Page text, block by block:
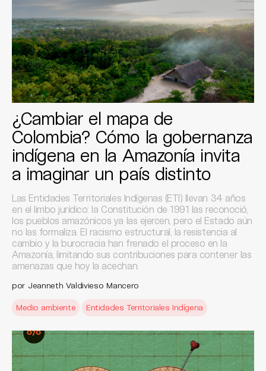
¿Cambiar el mapa de
Colombia? Cómo la gobernanza
indígena en la Amazonía invita
a imaginar un país distinto
Las Entidades Territoriales Indígenas (ETI) llevan 34 años
en el limbo jurídico: la Constitución de 1991 las reconoció,
los pueblos amazónicos ya las ejercen, pero el Estado aún
no las formaliza. El racismo estructural, la resistencia al
cambio y la burocracia han frenado el proceso en la
Amazonía, limitando sus contribuciones para contener las
amenazas que hoy la acechan.
por Jeanneth Valdivieso Mancero
Medio ambiente Entidades Territoriales Indígena